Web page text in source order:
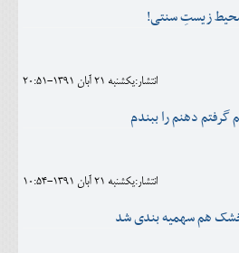
زیستِ سنتی!
انتشار:يکشنبه 21 آبان 1391-20:51
گرفتم دهنم را ببندم
انتشار:يکشنبه 21 آبان 1391-10:54
خشک هم سهمیه بندی شد